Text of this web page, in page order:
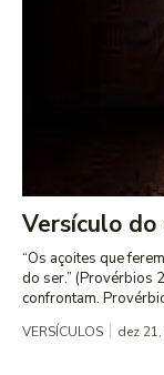
Versículo
“Os açoites que
do ser.” (Provérbios 20:30) Há versículos que
confrontam.
VERSÍCULOS dez